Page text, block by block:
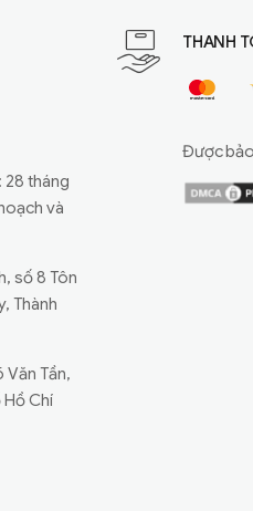
28 tháng
và
số 8 Tôn
Thành
Văn Tần,
Hồ Chí
THANH
Được